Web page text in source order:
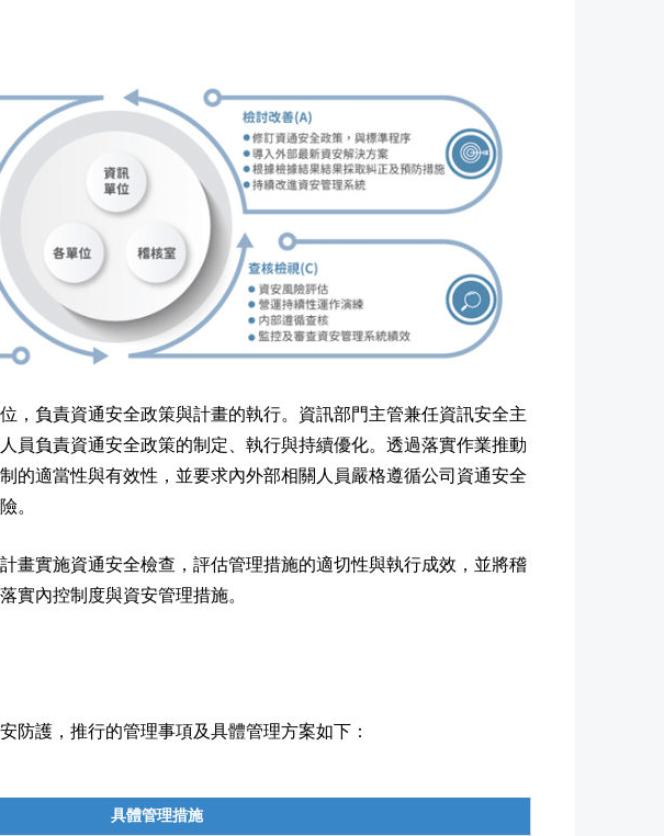
，負責資通安全政策與計畫的執行。資訊部門主管兼任資訊安全主
員負責資通安全政策的制定、執行與持續優化。透過落實作業推動
的適當性與有效性，並要求內外部相關人員嚴格遵循公司資通安全
。
畫實施資通安全檢查，評估管理措施的適切性與執行成效，並將稽
實內控制度與資安管理措施。
防護，推行的管理事項及具體管理方案如下：
具體管理措施